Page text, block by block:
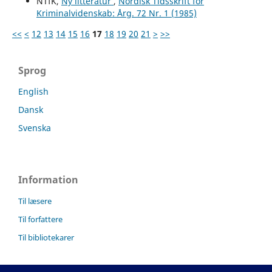
Kriminalvidenskab: Årg. 72 Nr. 1 (1985)
<< < 12 13 14 15 16 17 18 19 20 21 > >>
Sprog
English
Dansk
Svenska
Information
Til læsere
Til forfattere
Til bibliotekarer